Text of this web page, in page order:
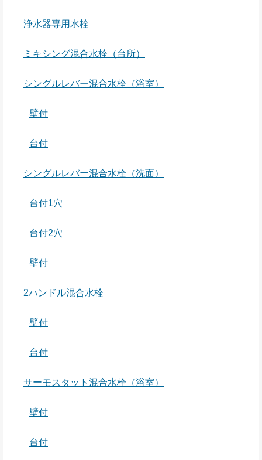
浄水器専用水栓
ミキシング混合水栓（台所）
シングルレバー混合水栓（浴室）
壁付
台付
シングルレバー混合水栓（洗面）
台付1穴
台付2穴
壁付
2ハンドル混合水栓
壁付
台付
サーモスタット混合水栓（浴室）
壁付
台付